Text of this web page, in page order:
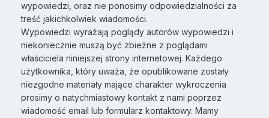
wypowiedzi, oraz nie ponosimy odpowiedzialności za
treść jakichkolwiek wiadomości.
Wypowiedzi wyrażają poglądy autorów wypowiedzi i
niekoniecznie muszą być zbieżne z poglądami
właściciela niniejszej strony internetowej. Każdego
użytkownika, który uważa, że opublikowane zostały
niezgodne materiały mające charakter wykroczenia
prosimy o natychmiastowy kontakt z nami poprzez
wiadomość email lub formularz kontaktowy. Mamy